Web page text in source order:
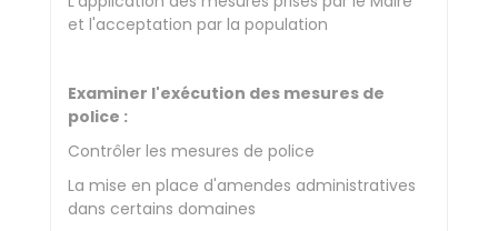
et l'acceptation par la population
Examiner l'exécution des mesures de
police :
Contrôler les mesures de police
La mise en place d'amendes administratives
dans certains domaines